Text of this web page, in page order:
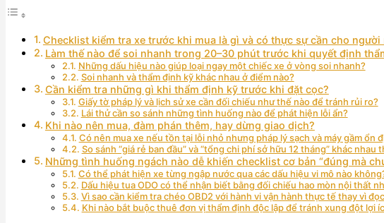
Checklist kiểm tra xe trước khi mua là gì và có thực sự cần cho người
Làm thế nào để soi nhanh trong 20–30 phút trước khi quyết định
Những dấu hiệu nào giúp loại ngay một chiếc xe ở vòng soi nhanh?
Soi nhanh và thẩm định kỹ khác nhau ở điểm nào?
Cần kiểm tra những gì khi thẩm định kỹ trước khi đặt cọc?
Giấy tờ pháp lý và lịch sử xe cần đối chiếu như thế nào để tránh rủi ro?
Lái thử cần so sánh những tình huống nào để phát hiện lỗi ẩn?
Khi nào nên mua, đàm phán thêm, hay dừng giao dịch?
Có nên mua xe nếu tồn tại lỗi nhỏ nhưng pháp lý sạch và máy gầm ổn
So sánh “giá rẻ ban đầu” và “tổng chi phí sở hữu 12 tháng” khác nhau
Những tình huống ngách nào dễ khiến checklist cơ bản “đúng mà
Có thể phát hiện xe từng ngập nước qua các dấu hiệu vi mô nào
Dấu hiệu tua ODO có thể nhận biết bằng đối chiếu hao mòn nội thất
Vì sao cần kiểm tra chéo OBD2 với hành vi vận hành thực tế thay vì
Khi nào bắt buộc thuê đơn vị thẩm định độc lập để tránh xung đột lợi